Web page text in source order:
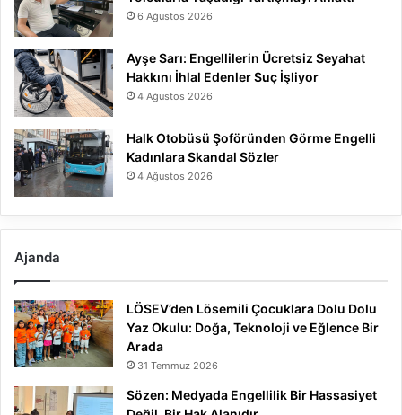
6 Ağustos 2026
Ayşe Sarı: Engellilerin Ücretsiz Seyahat
Hakkını İhlal Edenler Suç İşliyor
4 Ağustos 2026
Halk Otobüsü Şoföründen Görme Engelli
Kadınlara Skandal Sözler
4 Ağustos 2026
Ajanda
LÖSEV’den Lösemili Çocuklara Dolu Dolu
Yaz Okulu: Doğa, Teknoloji ve Eğlence Bir
Arada
31 Temmuz 2026
Sözen: Medyada Engellilik Bir Hassasiyet